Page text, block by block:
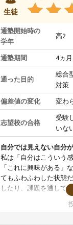
生徒
通塾開始時の
学年
高2
通塾期間 4ヵ月
通った目的
総合
対策
偏差値の変化 変わ
志望校の合格
受験
いな
自分では見えない自分
私は「自分はこういう
「これに興味がある」
てもふわふわした状態
したり、課題を通して
と詳しく自分のことが
も質問できるので、そ